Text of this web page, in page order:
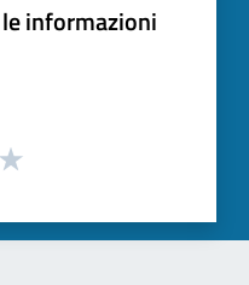
informazioni